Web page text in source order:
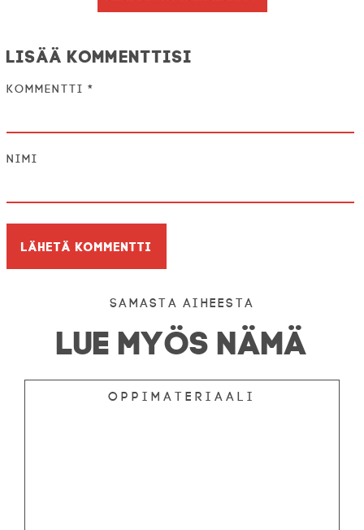
Lisää kommenttisi
Kommentti *
Nimi
Samasta aiheesta
LUE MYÖS NÄMÄ
Oppimateriaali